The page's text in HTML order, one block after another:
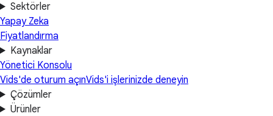
Sektörler
Yapay Zeka
Fiyatlandırma
Kaynaklar
Yönetici Konsolu
Vids'de oturum açınVids'i işlerinizde deneyin
Çözümler
Ürünler